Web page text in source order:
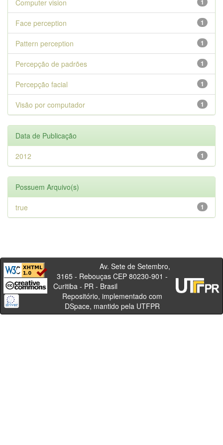
1
Computer vision
1
Face perception
1
Pattern perception
1
Percepção de padrões
1
Percepção facial
1
Visão por computador
Data de Publicação
1
2012
Possuem Arquivo(s)
1
true
Av. Sete de Setembro,
3165 - Rebouças CEP 80230-901 -
Curitiba - PR - Brasil
Repositório, implementado com
DSpace, mantido pela UTFPR